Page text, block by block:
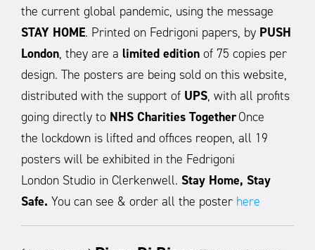
the current global pandemic, using the message
STAY HOME. Printed on Fedrigoni papers, by PUSH
London, they are a limited edition of 75 copies per
design. The posters are being sold on this website,
distributed with the support of UPS, with all profits
going directly to NHS Charities TogetherOnce
the lockdown is lifted and offices reopen, all 19
posters will be exhibited in the Fedrigoni
London Studio in Clerkenwell. Stay Home, Stay
Safe. You can see & order all the poster here